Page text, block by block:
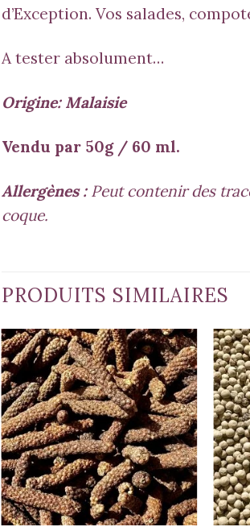
d’Exception. Vos salades,
A tester absolument…
Origine: Malaisie
Vendu par 50g / 60 ml.
Allergènes :Peut contenir des
coque.
PRODUITS SIMILAIRES